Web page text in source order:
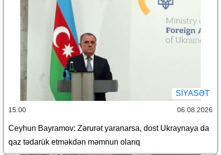
SİYASƏT
15:00 06.08.2026
Ceyhun Bayramov: Zərurət yaranarsa, dost Ukraynaya da
qaz tədarük etməkdən məmnun olarıq